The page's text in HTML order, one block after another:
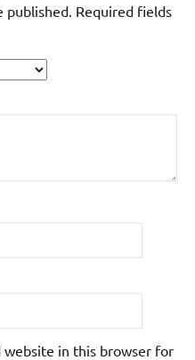
published. Required fields
website in this browser for